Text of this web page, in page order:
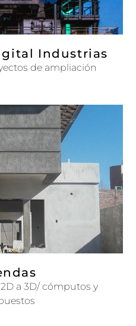
Industrias
de ampliación
a 3D/ cómputos y